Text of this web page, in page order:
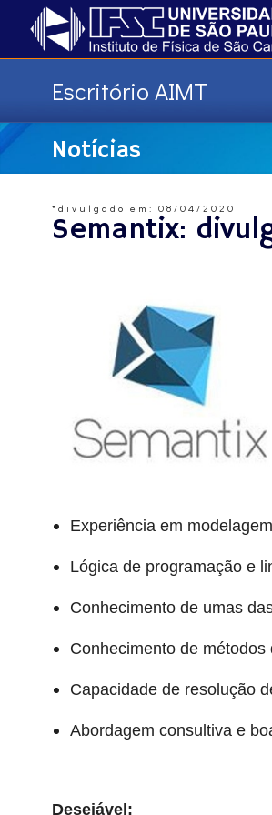
Escritório AIMT
Notícias
*divulgado em: 08/04/2020
Semantix:
Experiência em
Lógica de programação e
Conhecimento de umas
Conhecimento de
Capacidade de resolução
Abordagem consultiva e
Desejável: